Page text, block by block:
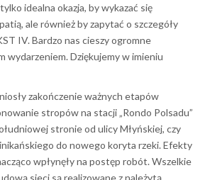
idealna okazja, by wykazać się
ale również by zapytać o szczegóły
IV. Bardzo nas cieszy ogromne
wydarzeniem. Dziękujemy w imieniu
zakończenie ważnych etapów
stropów na stacji „Rondo Polsadu”
stronie od ulicy Młyńskiej, czy
do nowego koryta rzeki. Efekty
wpłynęły na postęp robót. Wszelkie
sieci są realizowane z należytą